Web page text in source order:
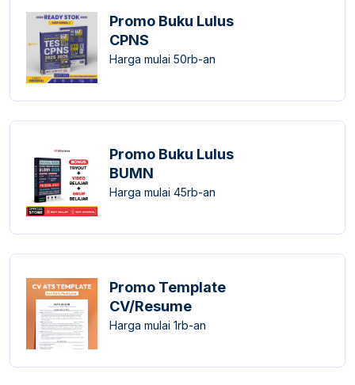
Promo Buku Lulus
CPNS
Harga mulai 50rb-an
Promo Buku Lulus
BUMN
Harga mulai 45rb-an
Promo Template
CV/Resume
Harga mulai 1rb-an